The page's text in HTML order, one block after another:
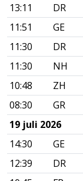
13:11
DR
11:51
GE
11:30
DR
11:30
NH
10:48
ZH
08:30
GR
19 juli 2026
14:30
GE
12:39
DR